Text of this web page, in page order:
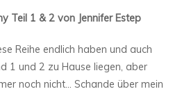
Teil 1 & 2 von Jennifer Estep
Reihe endlich haben und auch
1 und 2 zu Hause liegen, aber
noch nicht… Schande über mein